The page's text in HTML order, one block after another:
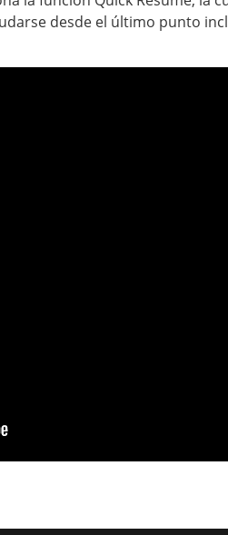
desde el último punto